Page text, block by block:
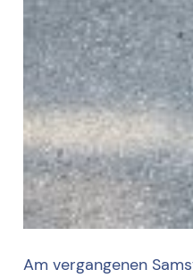
Am vergangenen